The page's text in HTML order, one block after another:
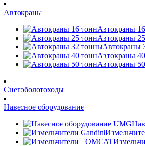
Автокраны
Автокраны
Автокраны
Автокраны
Автокраны
Автокраны
Снегоболотоходы
Навесное оборудование